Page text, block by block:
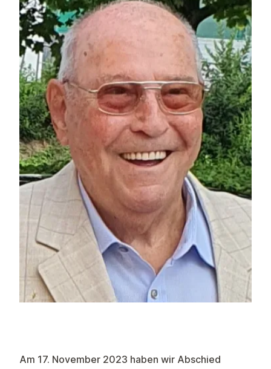
Am 17. November 2023 haben wir Abschied